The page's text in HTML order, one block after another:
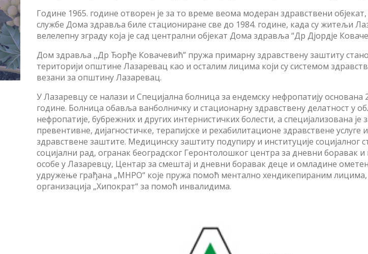
Године 1965. године отворен је за то време веома модеран здравствени објекат,
службе Дома здравља биле стациониране све до 1984. године, када су житељи
велелепну зграду која је сад централни објекат Дома здравља “Др Дјордје
Дом здравља ,,Др Ђорђе Ковачевић” пружа примарну здравствену заштиту
територији општине Лазаревац као и осталим лицима који су системом
везани за општину Лазаревац.
У Лазаревцу се налази и Специјална болница за ендемску нефропатију основана
године. Болница обавља ванболничку и стационарну здравствену делатност у
нефропатије, бубрежних и других интернистичких болести, а специјализована је
превентивне, дијагностичке, терапијске и рехабилитационе здравствене услуге
здравствене заштите. Медицинску заштиту подупиру и институције социјалног
социјални рад, огранак београдског Геронтолошког центра за дневни боравак и
особе у Лазаревцу, Центар за смештај и дневни боравак деце и омладине
удружење грађана „МНРО“ које пружа помоћ ментално хендикепираним
организација „Хипократ“ за помоћ инвалидима.